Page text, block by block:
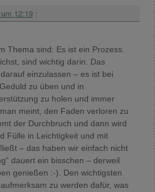
12:19 :
Thema sind: Es ist ein Prozess.
sind wichtig darin. Das
einzulassen – es ist bei
zu üben und in
zu holen und immer
meint, den Faden verloren zu
der Durchbruch und dann wird
Fülle in Leichtigkeit und mit
– das haben wir einfach nicht
dauert ein bisschen – derweil
genießen :-). Den wichtigsten
zu werden dafür, was